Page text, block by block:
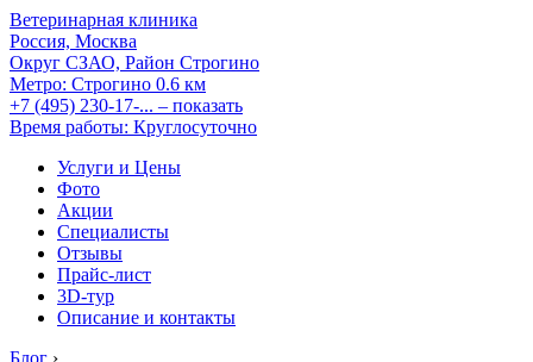
Ветеринарная клиника
Россия, Москва
Округ СЗАО, Район Строгино
Метро: Строгино 0.6 км
+7 (495) 230-17-... – показать
Время работы: Круглосуточно
Услуги и Цены
Фото
Акции
Специалисты
Отзывы
Прайс-лист
3D-тур
Описание и контакты
Блог ›